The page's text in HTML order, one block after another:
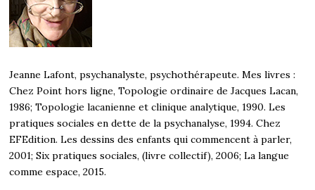
Jeanne Lafont, psychanalyste, psychothérapeute. Mes livres :
Chez Point hors ligne, Topologie ordinaire de Jacques Lacan,
1986; Topologie lacanienne et clinique analytique, 1990. Les
pratiques sociales en dette de la psychanalyse, 1994. Chez
EFEdition. Les dessins des enfants qui commencent à parler,
2001; Six pratiques sociales, (livre collectif), 2006; La langue
comme espace, 2015.